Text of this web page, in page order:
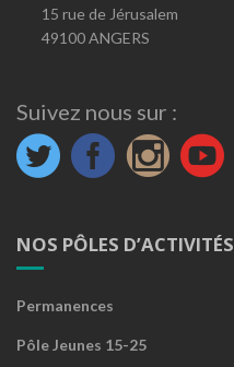
15 rue de Jérusalem
49100 ANGERS
Suivez nous sur :
NOS PÔLES D’ACTIVITÉS
Permanences
Pôle Jeunes 15-25